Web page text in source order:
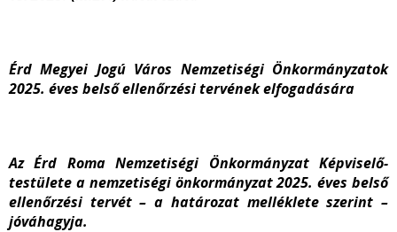
Érd Megyei Jogú Város Nemzetiségi Önkormányzatok
2025. éves belső ellenőrzési tervének elfogadására
Az Érd Roma Nemzetiségi Önkormányzat Képviselő-
testülete a nemzetiségi önkormányzat 2025. éves belső
ellenőrzési tervét – a határozat melléklete szerint –
jóváhagyja.